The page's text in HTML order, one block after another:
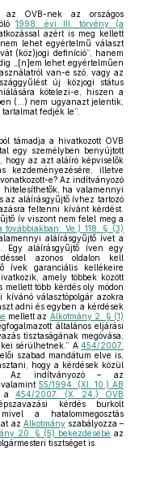
OVB-nek az országos
1998. évi III. törvény (a
azért is meg kellett
lehet egyértelmű választ
(köz)jogi definíció”, hanem
„[n]em lehet egyértelműen
van-e szó, vagy az
új közjogi státus
kötelezi-e, hiszen a
(...) nem ugyanazt jelentik,
fedjék le”.
támadja a hivatkozott OVB
egy személyben benyújtott
hogy az azt aláíró képviselők
kezdeményezésére, illetve
e? Az indítványozó
hitelesíthetők, ha valamennyi
az aláírásgyűjtő ívhez tartozó
feltenni kívánt kérdést.
ív viszont nem felel meg a
Ve.) 118. § (3)
aláírásgyűjtő ívet a
Egy aláírásgyűjtő íven egy
azonos oldalon kell
ívek garanciális kellékeire
amely többek között
több kérdés oly módon
választópolgár azokra
adni és egyben a kérdések
mellett az Alkotmány 2. § (1)
általános eljárási
tisztaságának megóvása,
sérülhetnek.” A 454/2007.
szabad mandátum elve is,
hogy a kérdések közül
Az indítványozó – az
55/1994. (XI. 10.) AB
a 454/2007. (X. 24.) OVB
kérdés burkolt
a hatalommegosztás
az Alkotmányszabályozza –
20. § (5) bekezdésébe az
tisztséget is.